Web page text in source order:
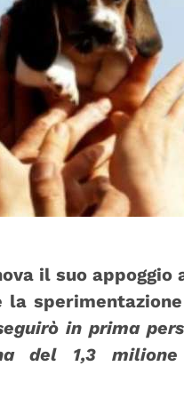
il suo appoggio
in prima
del 1,3